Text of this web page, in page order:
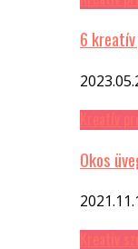
6
Okos